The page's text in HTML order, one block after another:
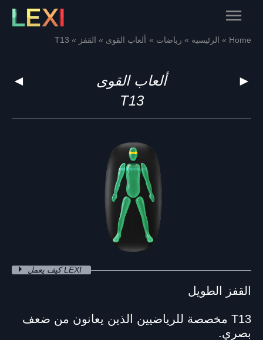
Skip
Main
Menu
Home الرئيسية رياضات ألعاب القوى القفز T13
◄ ►
ألعاب القوى
T13
كيف يعمل LEXI
القفز الطويل
T13 مخصصة للرياضيين الذين يعانون من ضعف
بصري.